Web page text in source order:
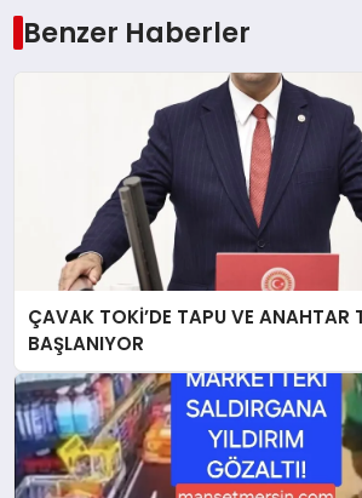
Benzer Haberler
ÇAVAK TOKİ’DE TAPU VE ANAHTAR
BAŞLANIYOR